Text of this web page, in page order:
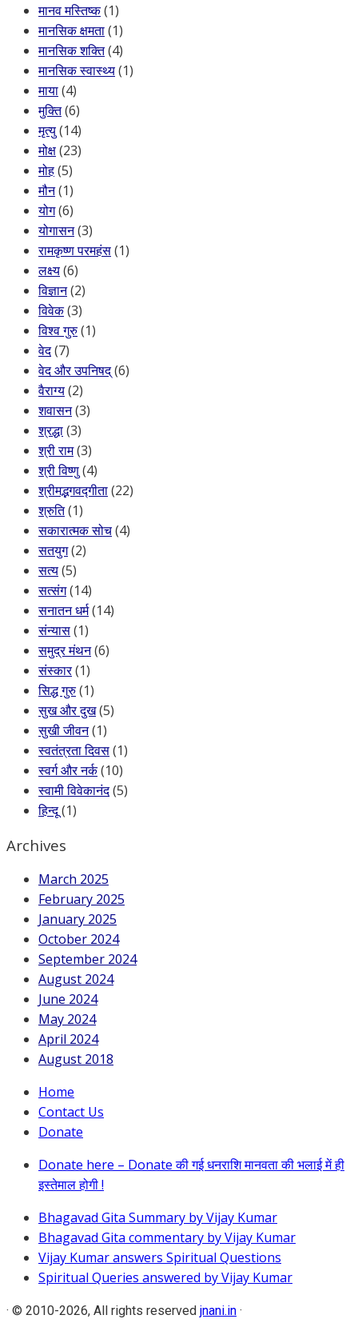
मानव मस्तिष्क(1)
मानसिक क्षमता(1)
मानसिक शक्ति(4)
मानसिक स्वास्थ्य(1)
माया(4)
मुक्ति(6)
मृत्यु(14)
मोक्ष(23)
मोह(5)
मौन(1)
योग(6)
योगासन(3)
रामकृष्ण परमहंस(1)
लक्ष्य(6)
विज्ञान(2)
विवेक(3)
विश्व गुरु(1)
वेद(7)
वेद और उपनिषद्(6)
वैराग्य(2)
शवासन(3)
श्रद्धा(3)
श्री राम(3)
श्री विष्णु(4)
श्रीमद्भगवद्गीता(22)
श्रुति(1)
सकारात्मक सोच(4)
सतयुग(2)
सत्य(5)
सत्संग(14)
सनातन धर्म(14)
संन्यास(1)
समुद्र मंथन(6)
संस्कार(1)
सिद्ध गुरु(1)
सुख और दुख(5)
सुखी जीवन(1)
स्वतंत्रता दिवस(1)
स्वर्ग और नर्क(10)
स्वामी विवेकानंद(5)
हिन्दू(1)
Archives
March 2025
February 2025
January 2025
October 2024
September 2024
August 2024
June 2024
May 2024
April 2024
August 2018
Home
Contact Us
Donate
Donate here – Donate की गई धनराशि मानवता की भलाई में ही
इस्तेमाल होगी !
Bhagavad Gita Summary by Vijay Kumar
Bhagavad Gita commentary by Vijay Kumar
Vijay Kumar answers Spiritual Questions
Spiritual Queries answered by Vijay Kumar
· © 2010-2026, All rights reserved jnani.in ·